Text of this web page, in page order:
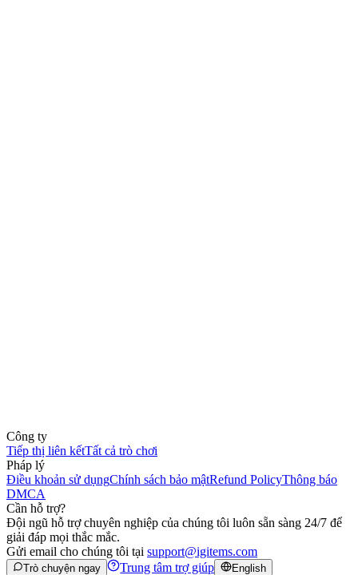
Công ty
Tiếp thị liên kếtTất cả trò chơi
Pháp lý
Điều khoản sử dụngChính sách bảo mậtRefund PolicyThông báo
DMCA
Cần hỗ trợ?
Đội ngũ hỗ trợ chuyên nghiệp của chúng tôi luôn sẵn sàng 24/7 để
giải đáp mọi thắc mắc.
Gửi email cho chúng tôi tại support@igitems.com
Trò chuyện ngay Trung tâm trợ giúp English